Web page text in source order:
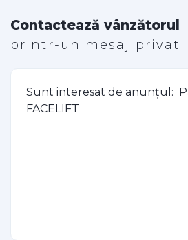
Contactează vânzătorul
printr-un mesaj privat